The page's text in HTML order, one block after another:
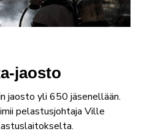
jaosto
jaosto yli 650 jäsenellään.
pelastusjohtaja Ville